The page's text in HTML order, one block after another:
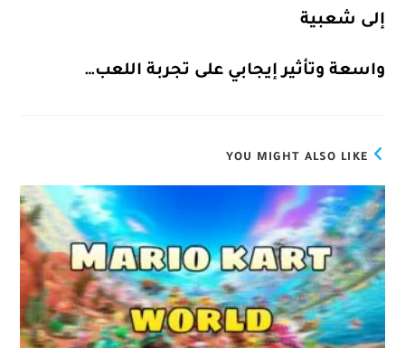
إلى شعبية
واسعة وتأثير إيجابي على تجربة اللعب…
YOU MIGHT ALSO LIKE